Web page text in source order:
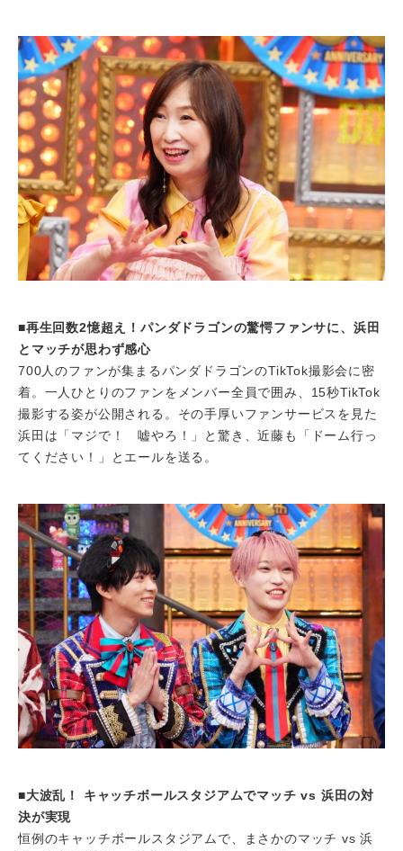
■再生回数2憶超え！パンダドラゴンの驚愕ファンサに、浜田
とマッチが思わず感心
700人のファンが集まるパンダドラゴンのTikTok撮影会に密
着。一人ひとりのファンをメンバー全員で囲み、15秒TikTok
撮影する姿が公開される。その手厚いファンサービスを見た
浜田は「マジで！ 嘘やろ！」と驚き、近藤も「ドーム行っ
てください！」とエールを送る。
■大波乱！ キャッチボールスタジアムでマッチ vs 浜田の対
決が実現
恒例のキャッチボールスタジアムで、まさかのマッチ vs 浜